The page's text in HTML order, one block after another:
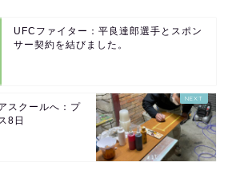
UFCファイター：平良達郎選手とスポン
サー契約を結びました。
スクールへ：プ
8日